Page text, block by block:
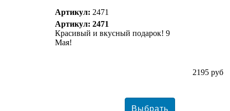
Артикул: 2471
Артикул: 2471
Красивый и вкусный подарок! 9
Мая!
2195 руб